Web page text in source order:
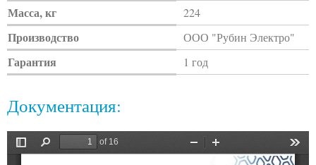
Масса, кг 224
Производство ООО "Рубин Электро"
Гарантия 1 год
Документация: